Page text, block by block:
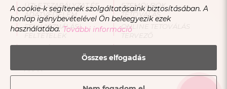
ÜZLETSZABÁLYZAT ÉS
ADATVÉDELEM
FELHASZNÁLÁSI
FELTÉTELEK
OKTATÁS
SMINKTETOVÁLÁS
ÁRAK
SZEMÖLDÖK
TETOVÁLÁS
ONLINE TETOVÁLÁS
TERVEZŐ
BLOG
A cookie-k segítenek szolgáltatásaink biztosításában. A
honlap igénybevételével Ön beleegyezik ezek
használatába. További információ
Összes elfogadás